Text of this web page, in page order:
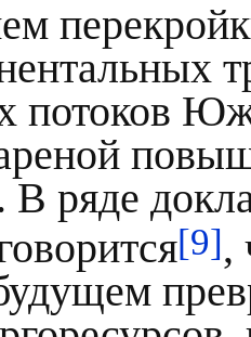
потоков
В ряде
[9],